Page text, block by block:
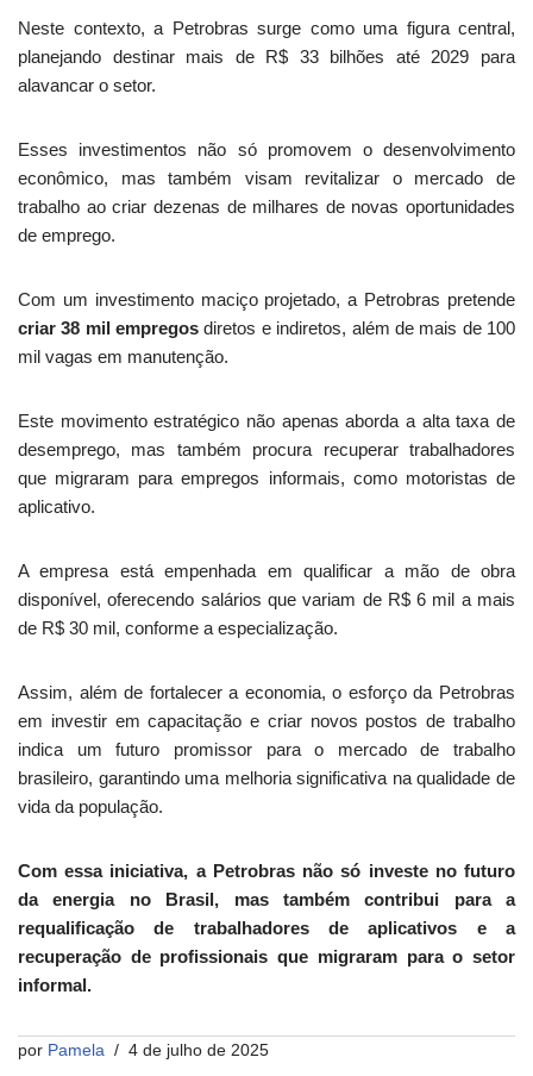
Neste contexto, a Petrobras surge como uma figura central,
planejando destinar mais de R$ 33 bilhões até 2029 para
alavancar o setor.
Esses investimentos não só promovem o desenvolvimento
econômico, mas também visam revitalizar o mercado de
trabalho ao criar dezenas de milhares de novas oportunidades
de emprego.
Com um investimento maciço projetado, a Petrobras pretende
criar 38 mil empregos diretos e indiretos, além de mais de 100
mil vagas em manutenção.
Este movimento estratégico não apenas aborda a alta taxa de
desemprego, mas também procura recuperar trabalhadores
que migraram para empregos informais, como motoristas de
aplicativo.
A empresa está empenhada em qualificar a mão de obra
disponível, oferecendo salários que variam de R$ 6 mil a mais
de R$ 30 mil, conforme a especialização.
Assim, além de fortalecer a economia, o esforço da Petrobras
em investir em capacitação e criar novos postos de trabalho
indica um futuro promissor para o mercado de trabalho
brasileiro, garantindo uma melhoria significativa na qualidade de
vida da população.
Com essa iniciativa, a Petrobras não só investe no futuro
da energia no Brasil, mas também contribui para a
requalificação de trabalhadores de aplicativos e a
recuperação de profissionais que migraram para o setor
informal.
por Pamela 4 de julho de 2025